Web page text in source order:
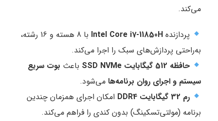
می‌کند.
پردازندهIntel Core i7-11850H
با 8 هسته و 16 رشته،
به‌راحتی پردازش‌های سبک را اجرا می‌کند.
حافظه 512 گیگابایت SSD NVMe
باعث بوت سریع
سیستم و اجرای روان برنامه‌ها می‌شود.
رم 32 گیگابایت DDR4
امکان اجرای همزمان چندین
برنامه (مولتی‌تسکینگ) بدون کندی را فراهم می‌کند.